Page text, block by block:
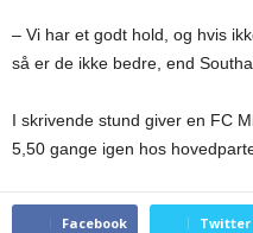
– Vi har et godt hold, og hvis
så er de ikke bedre, end
I skrivende stund giver en FC
5,50 gange igen hos
Facebook Twitter